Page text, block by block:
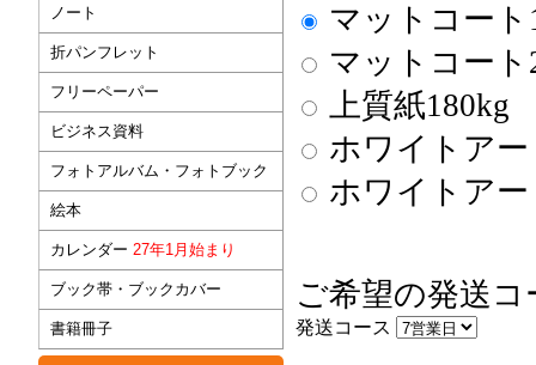
マットコート
マットコート
上質紙180kg
ホワイトア
ホワイトア
ご希望の発送
発送コース
ノート
折パンフレット
フリーペーパー
ビジネス資料
フォトアルバム・フォトブック
絵本
カレンダー 27年1月始まり
ブック帯・ブックカバー
書籍冊子